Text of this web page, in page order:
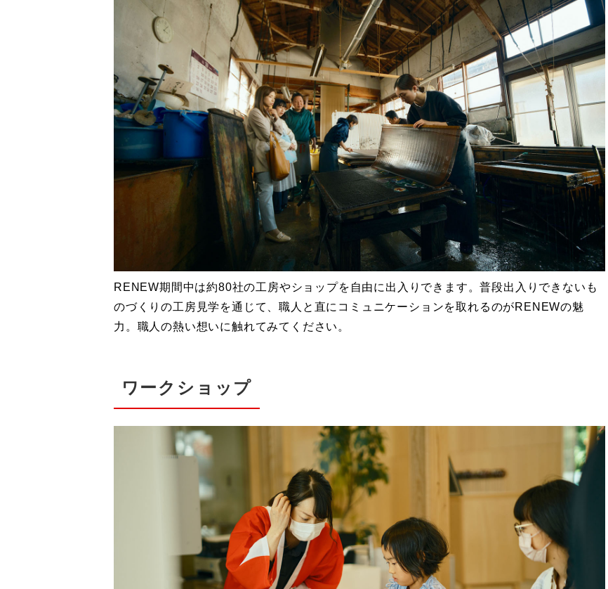
RENEW期間中は約80社の工房やショップを自由に出入りできます。普段出入りできないも
のづくりの工房見学を通じて、職人と直にコミュニケーションを取れるのがRENEWの魅
力。職人の熱い想いに触れてみてください。
ワークショップ